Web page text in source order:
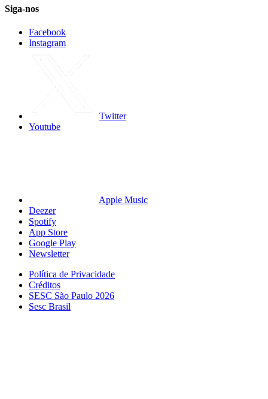
Siga-nos
Facebook
Instagram
Twitter
Youtube
Apple Music
Deezer
Spotify
App Store
Google Play
Newsletter
Política de Privacidade
Créditos
SESC São Paulo 2026
Sesc Brasil